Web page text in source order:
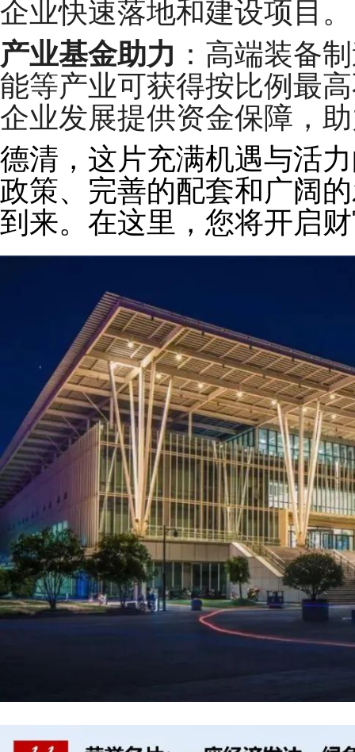
企业快速落地和建设项目。
产业基金助力 ：高端装备
能等产业可获得按比例最
企业发展提供资金保障，
德清，这片充满机遇与活
政策、完善的配套和广阔
到来。在这里，您将开启